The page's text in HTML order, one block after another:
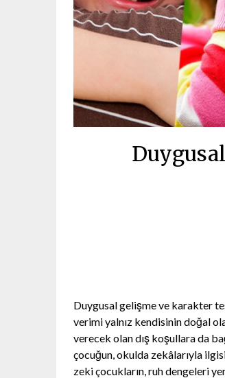
Duygusal gelişme ve karakter
verimi yalnız kendisinin doğal
verecek olan dış koşullara da
çocuğun, okulda zekâlarıyla
zeki çocukların, ruh dengeleri